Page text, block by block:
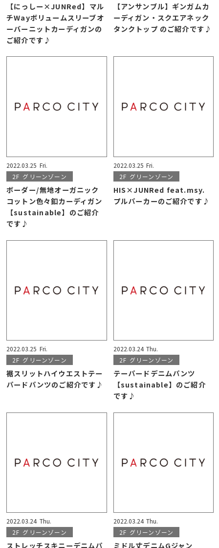
【にっしー×JUNRed】マル
チWayボリュームスリーブオ
ーバーニットカーディガンの
ご紹介です♪
【アンサンブル】ギンガムカ
ーディガン・スクエアネック
タンクトップ のご紹介です♪
2022.03.25 Fri.
2F グリーンゾーン
ボーダー/無地オーガニック
コットン色々釦カーディガン
【sustainable】のご紹介
です♪
2022.03.25 Fri.
2F グリーンゾーン
HIS×JUNRed feat.msy.
プルパーカーのご紹介です♪
2022.03.25 Fri.
2F グリーンゾーン
裾スリットハイウエストテー
パードパンツのご紹介です♪
2022.03.24 Thu.
2F グリーンゾーン
テーパードデニムパンツ
【sustainable】のご紹介
です♪
2022.03.24 Thu.
2F グリーンゾーン
ストレッチスキニーデニムパ
2022.03.24 Thu.
2F グリーンゾーン
ミドル丈デニムGジャン